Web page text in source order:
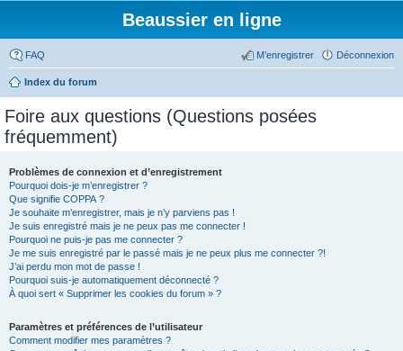
Beaussier en ligne
FAQ Déconnexion
M’enregistrer
Index du forum
Foire aux questions (Questions posées
fréquemment)
Problèmes de connexion et d’enregistrement
Pourquoi dois-je m’enregistrer ?
Que signifie COPPA ?
Je souhaite m’enregistrer, mais je n’y parviens pas !
Je suis enregistré mais je ne peux pas me connecter !
Pourquoi ne puis-je pas me connecter ?
Je me suis enregistré par le passé mais je ne peux plus me connecter ?!
J’ai perdu mon mot de passe !
Pourquoi suis-je automatiquement déconnecté ?
À quoi sert « Supprimer les cookies du forum » ?
Paramètres et préférences de l’utilisateur
Comment modifier mes paramètres ?